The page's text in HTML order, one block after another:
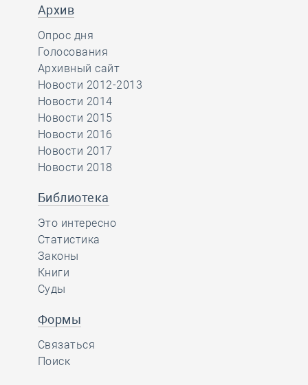
Архив
Опрос дня
Голосования
Архивный сайт
Новости 2012-2013
Новости 2014
Новости 2015
Новости 2016
Новости 2017
Новости 2018
Библиотека
Это интересно
Статистика
Законы
Книги
Суды
Формы
Связаться
Поиск